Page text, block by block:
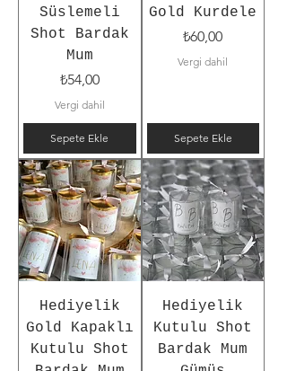
Süslemeli
Shot Bardak
Mum
Fiyat
₺54,00
Vergi dahil
Sepete Ekle
Gold Kurdele
Fiyat
₺60,00
Vergi dahil
Sepete Ekle
Hediyelik
Gold Kapaklı
Kutulu Shot
Hediyelik
Kutulu Shot
Bardak Mum